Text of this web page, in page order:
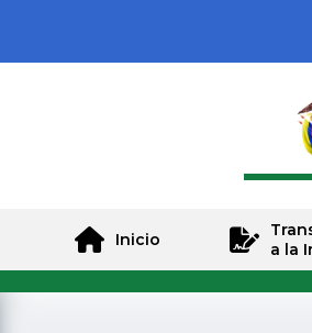
Inicio
a la